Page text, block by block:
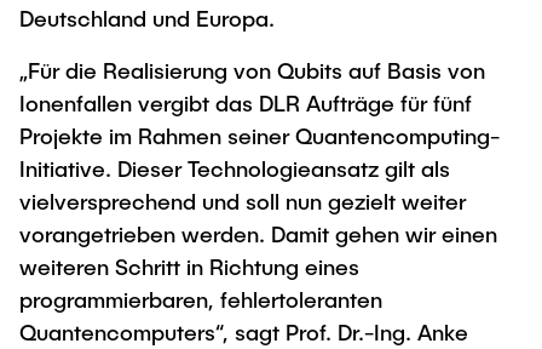
Institute im Überblick
Deutschland und Europa.
„Für die Realisierung von Qubits auf Basis von
Ionenfallen vergibt das DLR Aufträge für fünf
Projekte im Rahmen seiner Quantencomputing-
Initiative. Dieser Technologieansatz gilt als
vielversprechend und soll nun gezielt weiter
vorangetrieben werden. Damit gehen wir einen
weiteren Schritt in Richtung eines
programmierbaren, fehlertoleranten
Quantencomputers“, sagt Prof. Dr.-Ing. Anke